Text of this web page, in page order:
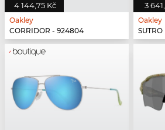
4 144,75 Kč
Oakley
CORRIDOR - 924804
3
Oakley